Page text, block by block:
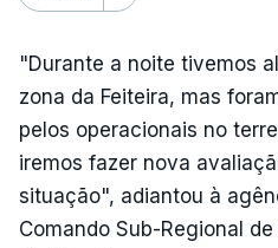
"Durante a noite tivemos
zona da Feiteira, mas
pelos operacionais no
iremos fazer nova
situação", adiantou à
Comando Sub-Regional